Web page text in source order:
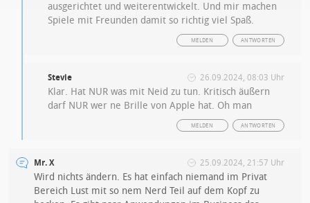
ausgerichtet und weiterentwickelt. Und mir machen
Spiele mit Freunden damit so richtig viel Spaß.
ANTWORTEN
MELDEN
Stevie 26.09.2024, 08:03 Uhr
Klar. Hat NUR was mit Neid zu tun. Kritisch äußern
darf NUR wer ne Brille von Apple hat. Oh man
ANTWORTEN
MELDEN
Mr. X 25.09.2024, 21:57 Uhr
Wird nichts ändern. Es hat einfach niemand im Privat
Bereich Lust mit so nem Nerd Teil auf dem Kopf zu